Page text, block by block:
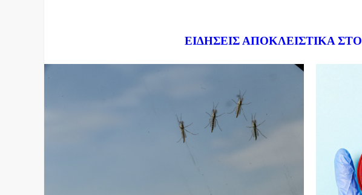
ΕΙΔΗΣΕΙΣ ΑΠΟΚΛΕΙΣΤΙΚΑ ΣΤΟ